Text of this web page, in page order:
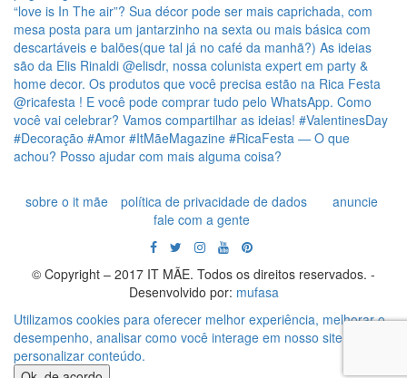
sobre o it mãe política de privacidade de dados
anuncie
fale com a gente
© Copyright – 2017 IT MÃE. Todos os direitos reservados. -
Desenvolvido por: mufasa
Utilizamos cookies para oferecer melhor experiência, melhorar o
desempenho, analisar como você interage em nosso site e
personalizar conteúdo.